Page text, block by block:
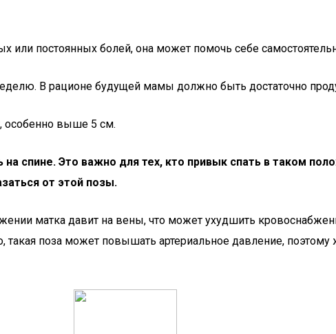
или постоянных болей, она может помочь себе
В рационе будущей мамы должно быть достаточно
особенно выше 5 см.
Это важно для тех, кто привык спать в таком
от этой позы.
матка давит на вены, что может ухудшить
такая поза может повышать артериальное давление,